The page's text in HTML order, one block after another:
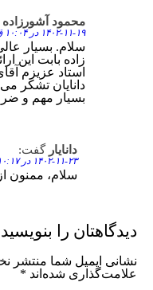
محمود آشورزاده
۱۴۰۲-۱۱-۱۹ در ۱۰:۰۴ ق٫ظ
سلام. بسیار
زاده بابت این
استاد عزیزم
دانایان تشکر
بسیار مهم و
دانایار گفت:
۱۴۰۲-۱۱-۲۳ در ۱۰:۱۷ ق٫ظ
سلام، ممنون
دیدگاهتان را بنویسید
نشانی ایمیل شما منتشر
علامت‌گذاری شده‌اند *